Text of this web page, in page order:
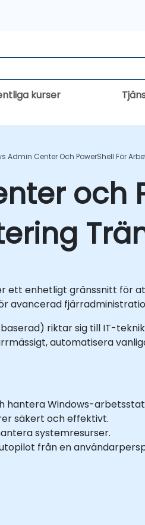
kurser
Admin Center Och PowerShell För
och
ett enhetligt gränssnitt för
avancerad
riktar sig till IT-
automatisera
hantera Windows-
säkert och effektivt.
systemresurser.
från en